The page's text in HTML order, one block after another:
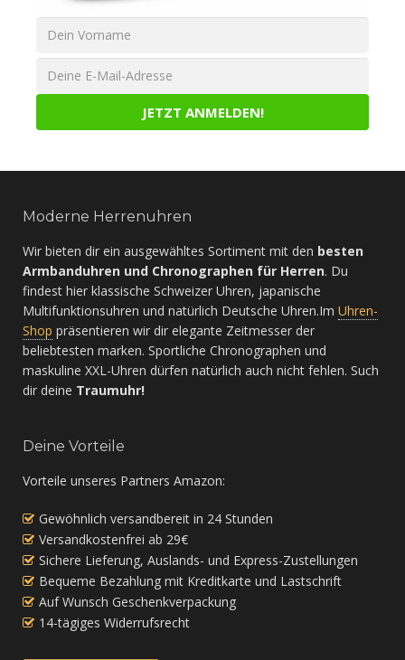
Moderne Herrenuhren
Wir bieten dir ein ausgewähltes Sortiment mit den besten
Armbanduhren und Chronographen für Herren. Du
findest hier klassische Schweizer Uhren, japanische
Multifunktionsuhren und natürlich Deutsche Uhren.Im Uhren-
Shop präsentieren wir dir elegante Zeitmesser der
beliebtesten marken. Sportliche Chronographen und
maskuline XXL-Uhren dürfen natürlich auch nicht fehlen. Such
dir deine Traumuhr!
Deine Vorteile
Vorteile unseres Partners Amazon:
Gewöhnlich versandbereit in 24 Stunden
Versandkostenfrei ab 29€
Sichere Lieferung, Auslands- und Express-Zustellungen
Bequeme Bezahlung mit Kreditkarte und Lastschrift
Auf Wunsch Geschenkverpackung
14-tägiges Widerrufsrecht